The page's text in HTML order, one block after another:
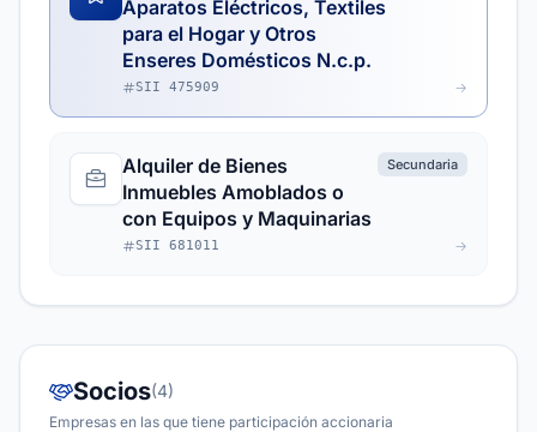
Aparatos Eléctricos, Textiles
para el Hogar y Otros
Enseres Domésticos N.c.p.
SII 475909
Alquiler de Bienes
Inmuebles Amoblados o
con Equipos y Maquinarias
Secundaria
SII 681011
Socios(4)
Empresas en las que tiene participación accionaria